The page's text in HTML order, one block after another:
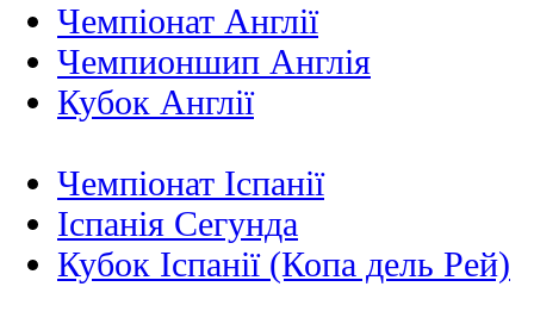
Чемпіонат Англії
Чемпионшип Англія
Кубок Англії
Чемпіонат Іспанії
Іспанія Сегунда
Кубок Іспанії (Копа дель Рей)